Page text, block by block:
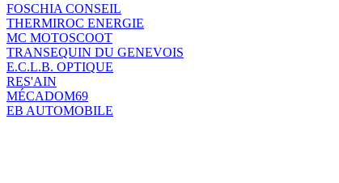
FOSCHIA CONSEIL
THERMIROC ENERGIE
MC MOTOSCOOT
TRANSEQUIN DU GENEVOIS
E.C.L.B. OPTIQUE
RES'AIN
MÉCADOM69
EB AUTOMOBILE